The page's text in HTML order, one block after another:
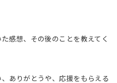
感想、その後のことを教えてく
ありがとうや、応援をもらえる